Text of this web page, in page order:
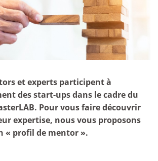
et experts participent à
des start-ups dans le cadre du
Pour vous faire découvrir
expertise, nous vous proposons
« profil de mentor ».